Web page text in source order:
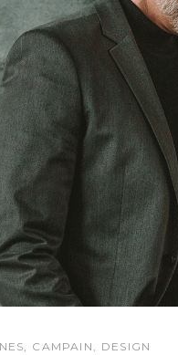
CAMPAIN DESIGN